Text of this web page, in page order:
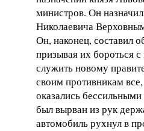
министров. Он
Николаевича
Он, наконец, составил
призывая их бороться
служить новому
своим противникам
оказались
был вырван из рук
автомобиль рухнул в